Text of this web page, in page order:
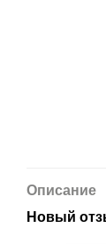
Описание
Новый